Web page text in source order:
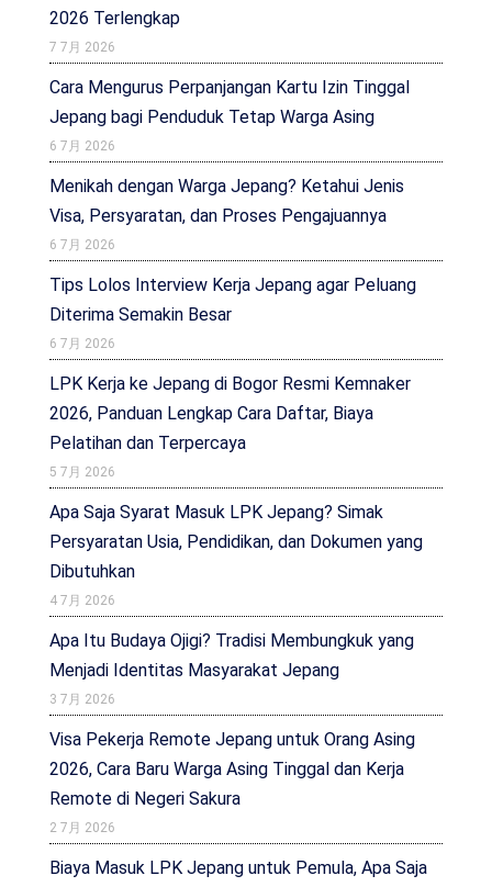
2026 Terlengkap
7 7月 2026
Cara Mengurus Perpanjangan Kartu Izin Tinggal
Jepang bagi Penduduk Tetap Warga Asing
6 7月 2026
Menikah dengan Warga Jepang? Ketahui Jenis
Visa, Persyaratan, dan Proses Pengajuannya
6 7月 2026
Tips Lolos Interview Kerja Jepang agar Peluang
Diterima Semakin Besar
6 7月 2026
LPK Kerja ke Jepang di Bogor Resmi Kemnaker
2026, Panduan Lengkap Cara Daftar, Biaya
Pelatihan dan Terpercaya
5 7月 2026
Apa Saja Syarat Masuk LPK Jepang? Simak
Persyaratan Usia, Pendidikan, dan Dokumen yang
Dibutuhkan
4 7月 2026
Apa Itu Budaya Ojigi? Tradisi Membungkuk yang
Menjadi Identitas Masyarakat Jepang
3 7月 2026
Visa Pekerja Remote Jepang untuk Orang Asing
2026, Cara Baru Warga Asing Tinggal dan Kerja
Remote di Negeri Sakura
2 7月 2026
Biaya Masuk LPK Jepang untuk Pemula, Apa Saja